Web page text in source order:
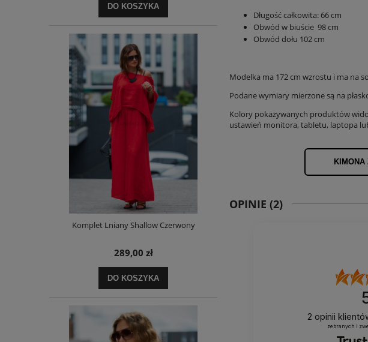
DO KOSZYKA
Komplet Lniany Shallow Czerwony
289,00 zł
DO KOSZYKA
Długość całkowita: 66 cm
Obwód w biuście 98 cm
Obwód dołu 102 cm
Modelka ma 172 cm wzrostu i ma na
Podane wymiary mierzone są na
Kolory pokazywanych produktów
ustawień monitora, tabletu, laptopa
KIMONA
OPINIE (2)
2 opinii
zebranych i